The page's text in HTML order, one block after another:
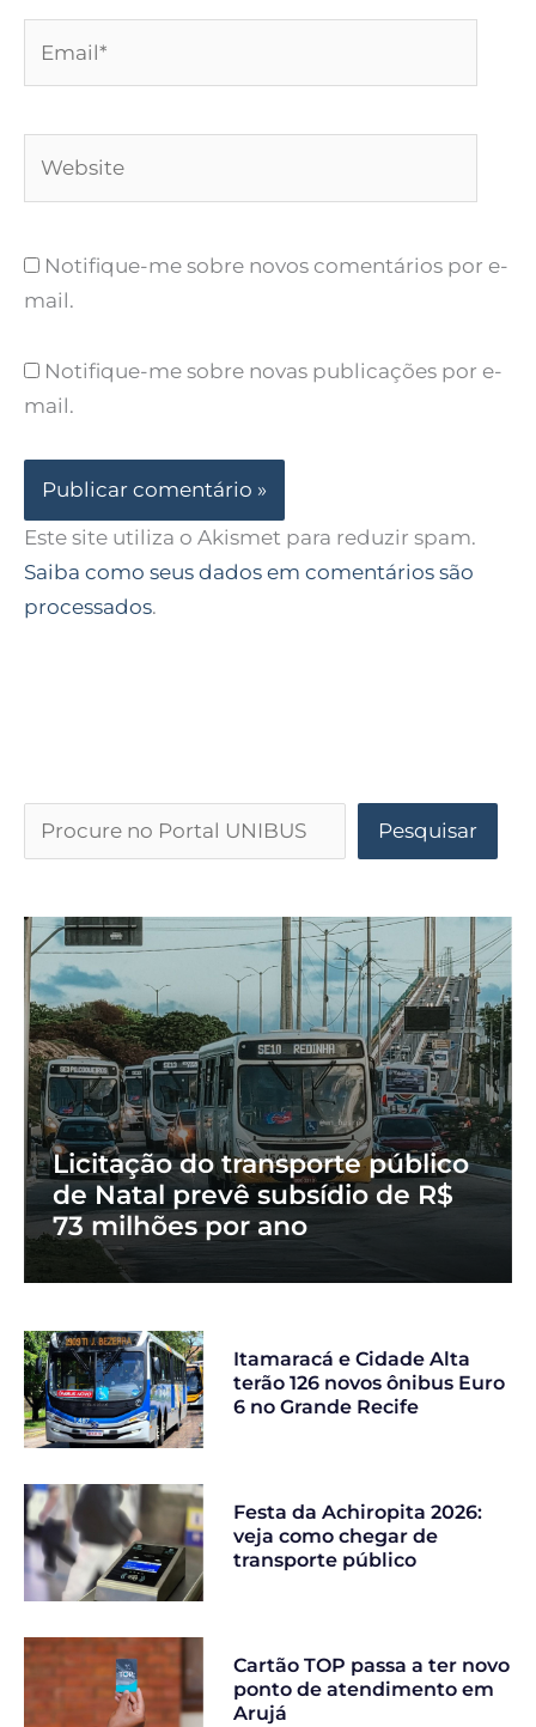
Notifique-me sobre novos comentários por e-
mail.
Notifique-me sobre novas publicações por e-
mail.
Este site utiliza o Akismet para reduzir spam.
Saiba como seus dados em comentários são
processados.
Pesquisar
Licitação do transporte público
de Natal prevê subsídio de R$
73 milhões por ano
Itamaracá e Cidade Alta
terão 126 novos ônibus Euro
6 no Grande Recife
Festa da Achiropita 2026:
veja como chegar de
transporte público
Cartão TOP passa a ter novo
ponto de atendimento em
Arujá